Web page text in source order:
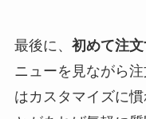
最後に、 初めて注
ニューを見ながら
はカスタマイズに